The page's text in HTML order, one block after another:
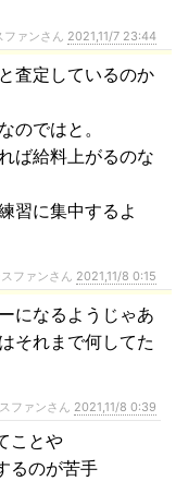
ァンさん 2021,11/7 23:44
査定しているのか
のではと。
ば給料上がるのな
習に集中するよ
ファンさん 2021,11/8 0:15
になるようじゃあ
それまで何してた
ファンさん 2021,11/8 0:39
ことや
るのが苦手